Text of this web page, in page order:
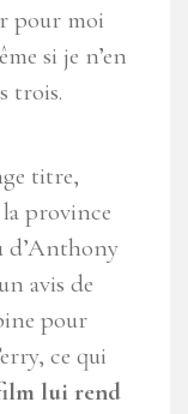
pour moi
si je n’en
trois.
titre,
province
d’Anthony
avis de
pour
ce qui
lui rend